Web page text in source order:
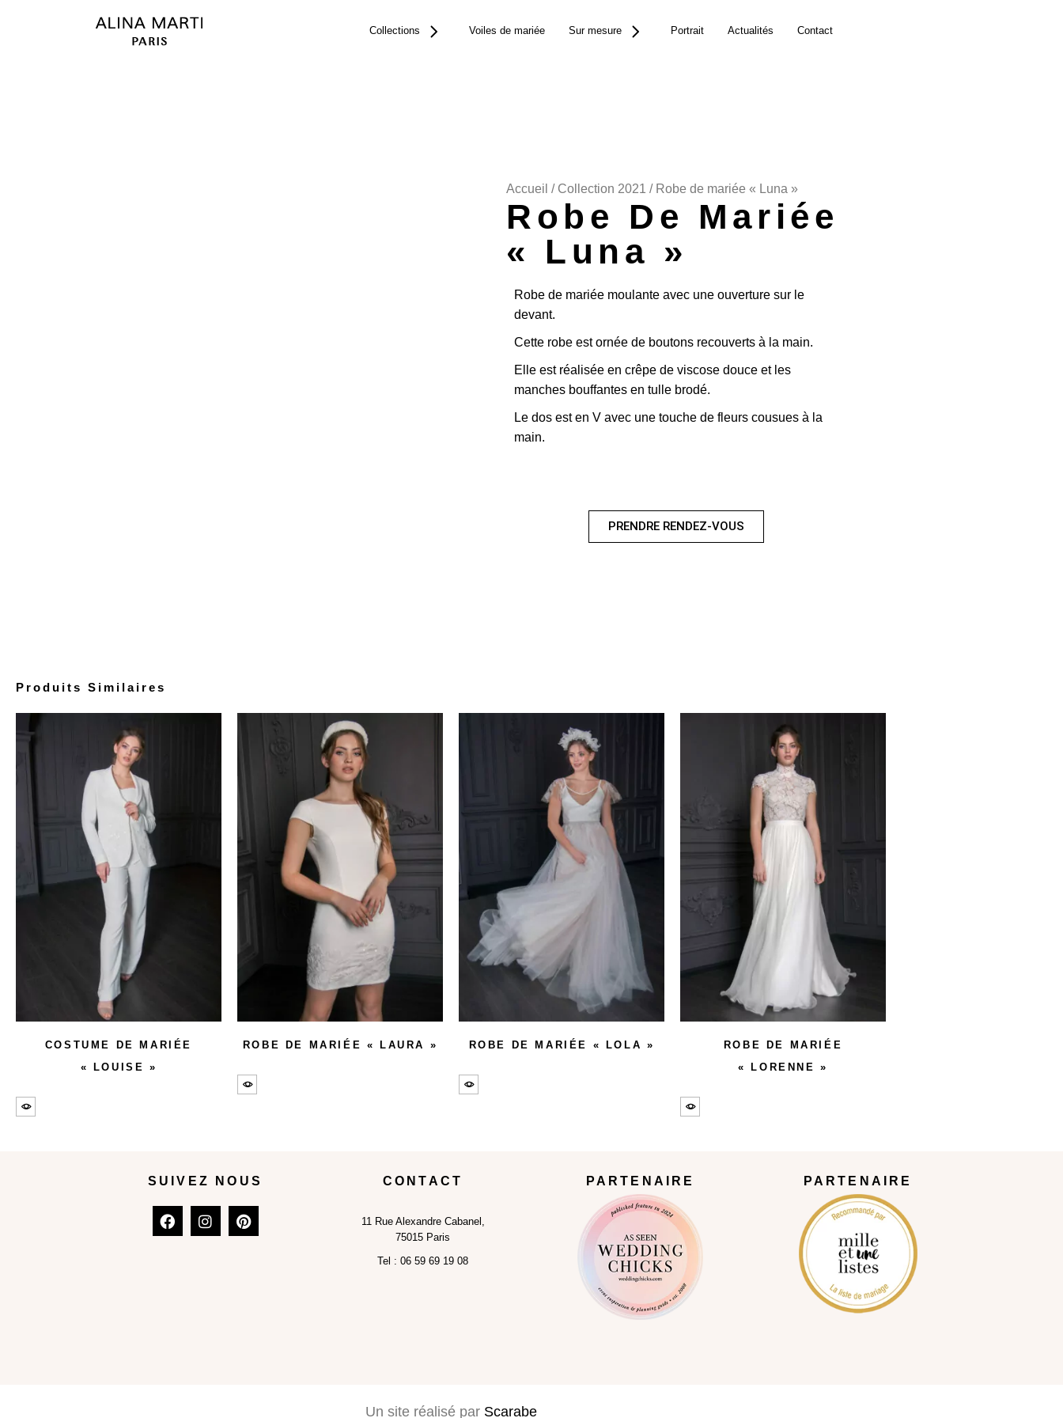
Collections Voiles de mariée Sur mesure Portrait Actualités Contact
Accueil / Collection 2021 / Robe de mariée « Luna »
Robe De Mariée
« Luna »
Robe de mariée moulante avec une ouverture sur le
devant.
Cette robe est ornée de boutons recouverts à la main.
Elle est réalisée en crêpe de viscose douce et les
manches bouffantes en tulle brodé.
Le dos est en V avec une touche de fleurs cousues à la
main.
PRENDRE RENDEZ-VOUS
Produits Similaires
COSTUME DE MARIÉE
« LOUISE »
ROBE DE MARIÉE « LAURA » ROBE DE MARIÉE « LOLA »
ROBE DE MARIÉE
« LORENNE »
SUIVEZ NOUS CONTACT
11Rue Alexandre Cabanel,
75015 Paris
Tel : 06 59 69 19 08
PARTENAIRE PARTENAIRE
Un site réalisé par Scarabe